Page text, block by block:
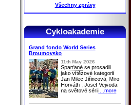
Všechny zprávy
Cykloakademie
Grand fondo World Series
Broumovsko
11th May 2026
Sparťané se prosadili
jako vítězové kategorií
Jan Milec Jiřincová, Miro
Horváth , Josef Vejvoda
na světové sérii ...more